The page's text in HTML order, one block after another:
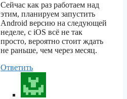
Сейчас как раз работаем над
этим, планируем запустить
Android версию на следующей
неделе, с iOS всё не так
просто, вероятно стоит ждать
не раньше, чем через месяц.
Ответить